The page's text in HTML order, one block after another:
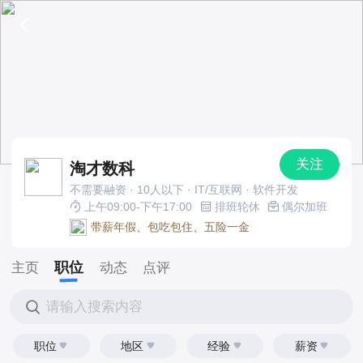
淘才数科 关注
不需要融资 · 10人以下 · IT/互联网 · 软件开发
上午09:00-下午17:00
排班轮休
偶尔加班
带薪年假、包吃包住、五险一金
主页 职位 动态 点评
请输入搜索内容
职位 地区 经验 薪资